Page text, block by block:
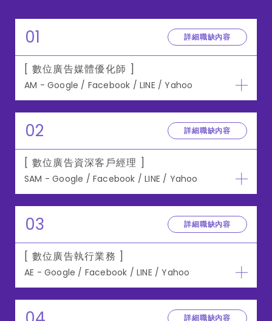
01 詳細職缺內容
[ 數位廣告媒體優化師 ]
AM - Google / Facebook / LINE / Yahoo
02 詳細職缺內容
[ 數位廣告資深客戶經理 ]
SAM - Google / Facebook / LINE / Yahoo
03 詳細職缺內容
[ 數位廣告執行業務 ]
AE - Google / Facebook / LINE / Yahoo
詳細職缺內容